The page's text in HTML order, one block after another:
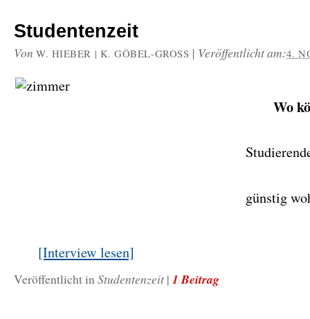
Studentenzeit
Von W. HIEBER | K. GÖBEL-GROSS | Veröffentlicht am:4.
Wo
günstig
[Interview lesen]
Veröffentlicht inStudentenzeit | 1 Beitrag